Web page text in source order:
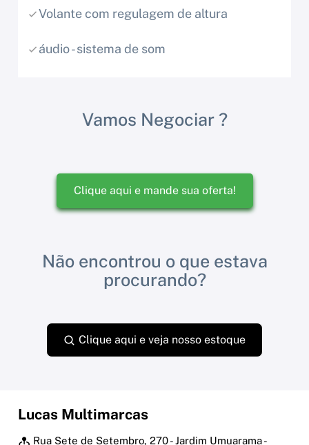
Volante com regulagem de altura
áudio - sistema de som
Vamos Negociar ?
Clique aqui e mande sua oferta!
Não encontrou o que estava
procurando?
Clique aqui e veja nosso estoque
Lucas Multimarcas
Rua Sete de Setembro, 270 - Jardim Umuarama -